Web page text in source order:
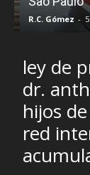
R.C. Gómez - 5
ley de
dr.
hijos
red